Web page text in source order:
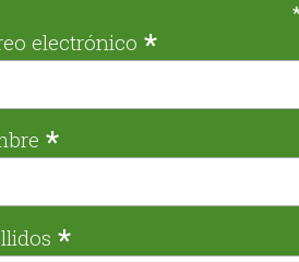
*
electrónico *
*
*